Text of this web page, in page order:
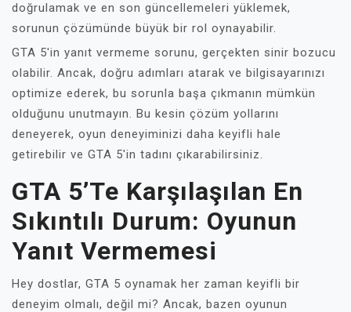
doğrulamak ve en son güncellemeleri yüklemek,
sorunun çözümünde büyük bir rol oynayabilir.
GTA 5'in yanıt vermeme sorunu, gerçekten sinir bozucu
olabilir. Ancak, doğru adımları atarak ve bilgisayarınızı
optimize ederek, bu sorunla başa çıkmanın mümkün
olduğunu unutmayın. Bu kesin çözüm yollarını
deneyerek, oyun deneyiminizi daha keyifli hale
getirebilir ve GTA 5'in tadını çıkarabilirsiniz.
GTA 5’te Karşılaşılan En
Sıkıntılı Durum: Oyunun
Yanıt Vermemesi
Hey dostlar, GTA 5 oynamak her zaman keyifli bir
deneyim olmalı, değil mi? Ancak, bazen oyunun